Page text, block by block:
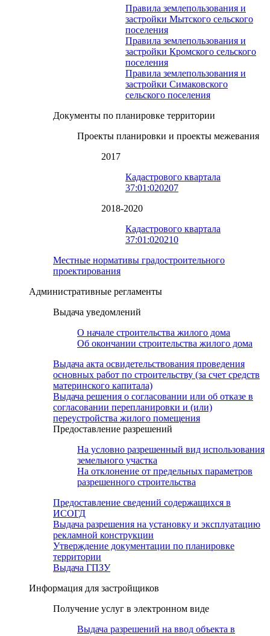
Правила землепользования и
застройки Мытского сельского
поселения
Правила землепользования и
застройки Кромского сельского
поселения
Правила землепользования и
застройки Симаковского
сельского поселения
Документы по планировке территории
Проекты планировки и проекты межевания
2017
Кадастрового квартала
37:01:020207
2018-2020
Кадастрового квартала
37:01:020210
Местные нормативы градостроительного
проектирования
Административные регламенты
Выдача уведомлений
О начале строительства жилого дома
Об окончании строительства жилого дома
Выдача акта освидетельствования проведения
основных работ по строительству (за счет средств
материнского капитала)
Выдача решения о согласовании или об отказе в
согласовании перепланировки и (или)
переустройства жилого помещения
Предоставление разрешений
На условно разрешенный вид использования
земельного участка
На отклонение от предельных параметров
разрешенного строительства
Предоставление сведений содержащихся в
ИСОГД
Выдача разрешения на установку и эксплуатацию
рекламной конструкции
Утверждение документации по планировке
территории
Выдача ГПЗУ
Информация для застройщиков
Получение услуг в электронном виде
Выдача разрешений на ввод объекта в